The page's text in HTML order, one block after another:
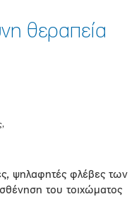
θεραπεία
ψηλαφητές φλέβες των
του τοιχώματος